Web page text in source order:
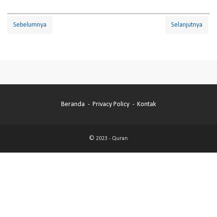
Sebelumnya Selanjutnya
Beranda Privacy Policy Kontak
© 2023 - Quran